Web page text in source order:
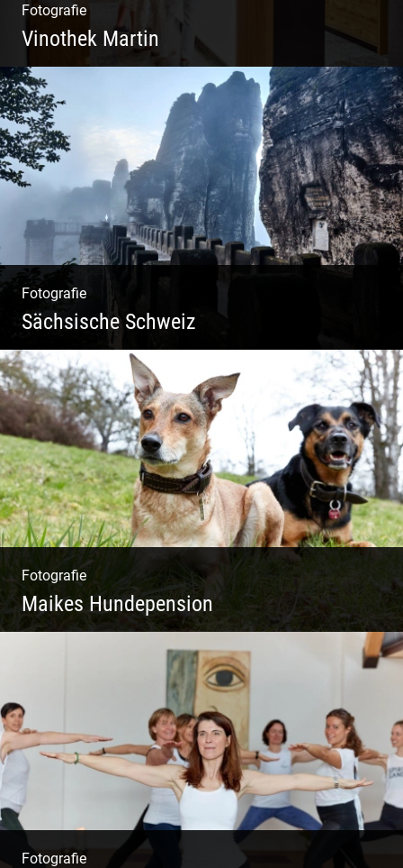
Fotografie
Vinothek Martin
Shooting Vinothek und Ferienwohnung
Fotografie
Sächsische Schweiz
Morgendliche Mystik im Elbsandsteingebirge
Fotografie
Maikes Hundepension
Tierisch lebendiges Shooting
Fotografie